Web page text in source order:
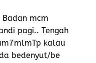
mcm
pagi.. Tengah
kalau
bedenyut/be